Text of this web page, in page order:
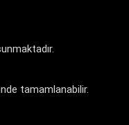
tamamlanabilir.